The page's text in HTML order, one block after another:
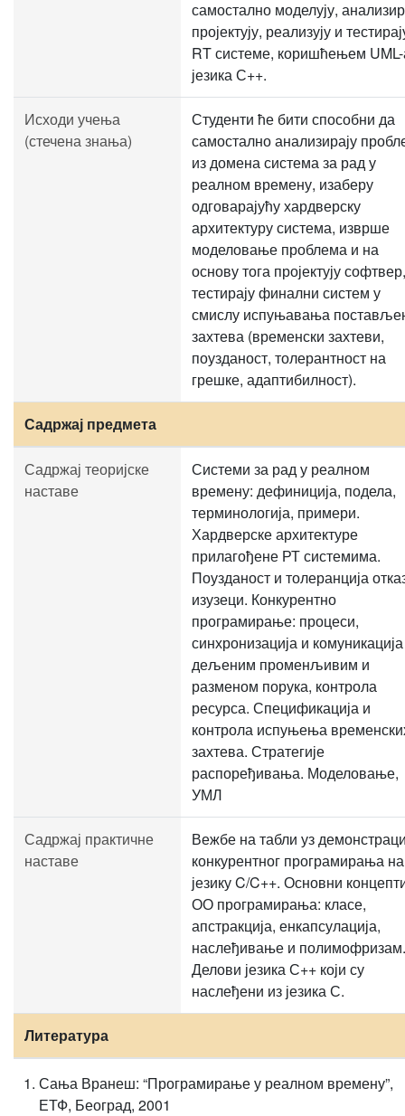
самостално моделују,
пројектују, реализују и
RT системе, коришћењем
језика С++.
Исходи учења
(стечена знања)
Студенти ће бити способни да
самостално анализирају
из домена система за рад у
реалном времену, изаберу
одговарајућу хардверску
архитектуру система, изврше
моделовање проблема и на
основу тога пројектују
тестирају финални систем у
смислу испуњавања
захтева (временски захтеви,
поузданост, толерантност на
грешке, адаптибилност).
Садржај предмета
Садржај теоријске
наставе
Системи за рад у реалном
времену: дефиниција, подела,
терминологија, примери.
Хардверске архитектуре
прилагођене РТ системима.
Поузданост и толеранција
изузеци. Конкурентно
програмирање: процеси,
синхронизација и комуникација
дељеним променљивим и
разменом порука, контрола
ресурса. Спецификација и
контрола испуњења
захтева. Стратегије
распоређивања. Моделовање,
УМЛ
Садржај практичне
наставе
Вежбе на табли уз
конкурентног програмирања на
језику C/C++. Основни
ОО програмирања: класе,
апстракција, енкапсулација,
наслеђивање и полимофризам.
Делови језика С++ који су
наслеђени из језика С.
Литература
Сања Вранеш: “Програмирање у реалном времену”,
ЕТФ, Београд, 2001